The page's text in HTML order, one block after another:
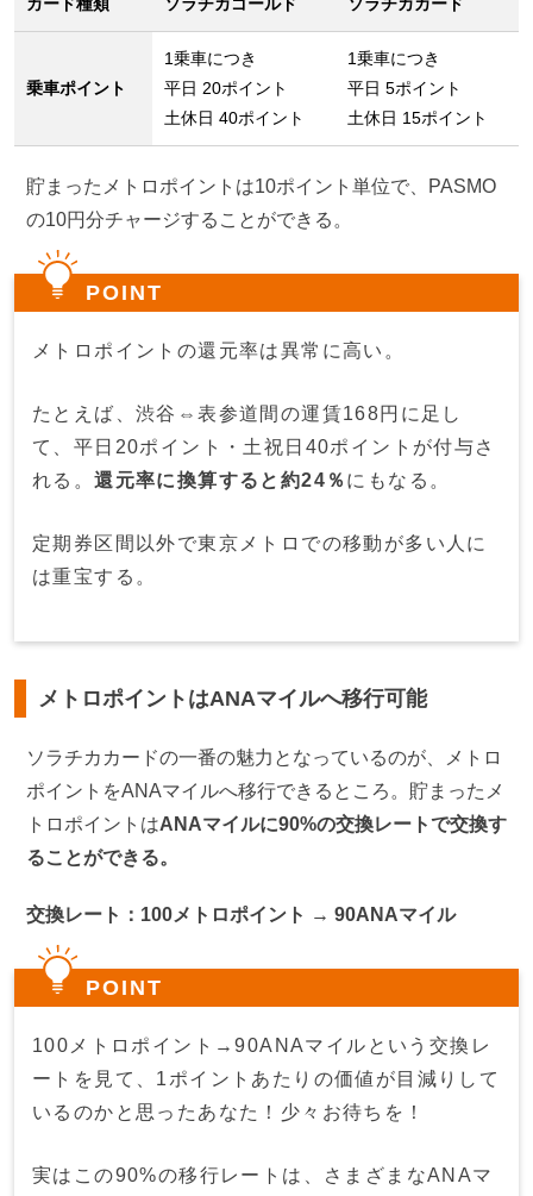
カード種類 ソラチカゴールド ソラチカカード
乗車ポイント
1乗車につき
平日 20ポイント
土休日 40ポイント
1乗車につき
平日 5ポイント
土休日 15ポイント
貯まったメトロポイントは10ポイント単位で、PASMO
の10円分チャージすることができる。
POINT
メトロポイントの還元率は異常に高い。
たとえば、渋谷⇔表参道間の運賃168円に足し
て、平日20ポイント・土祝日40ポイントが付与さ
れる。還元率に換算すると約24％ にもなる。
定期券区間以外で東京メトロでの移動が多い人に
は重宝する。
メトロポイントはANAマイルへ移行可能
ソラチカカードの一番の魅力となっているのが、メトロ
ポイントをANAマイルへ移行できるところ。貯まったメ
トロポイントはANAマイルに90%の交換レートで交換す
ることができる。
交換レート：100メトロポイント → 90ANAマイル
POINT
100メトロポイント→90ANAマイルという交換レ
ートを見て、1ポイントあたりの価値が目減りして
いるのかと思ったあなた！少々お待ちを！
実はこの90%の移行レートは、さまざまなANAマ